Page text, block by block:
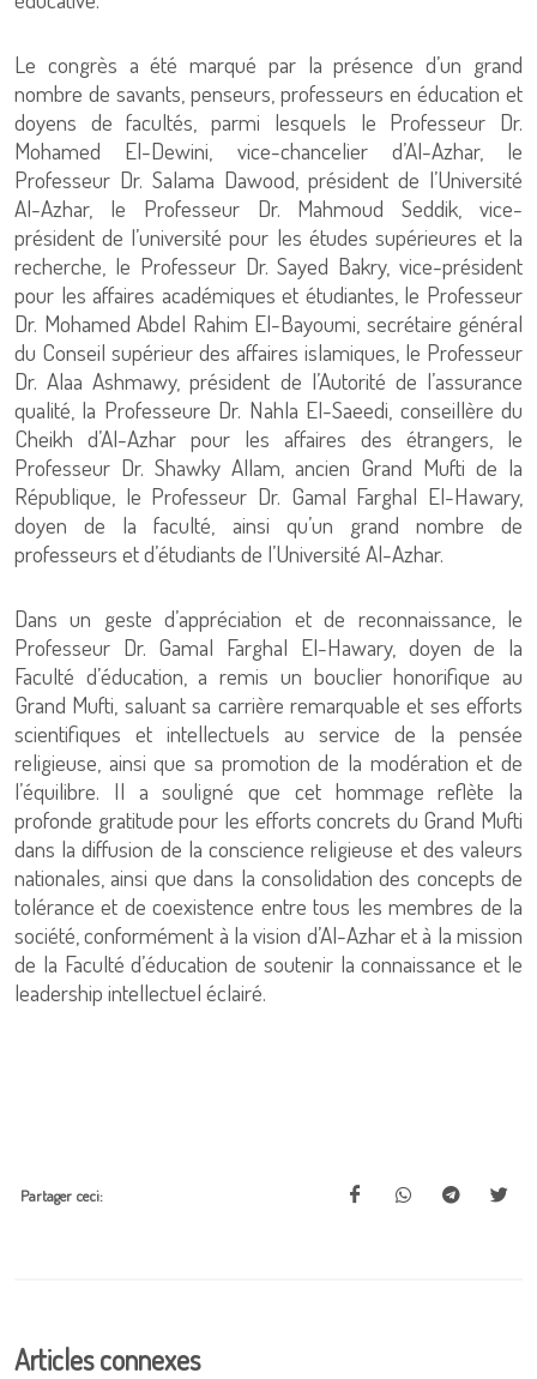
Le congrès a été marqué par la présence d’un grand
nombre de savants, penseurs, professeurs en éducation et
doyens de facultés, parmi lesquels le Professeur Dr.
Mohamed El-Dewini, vice-chancelier d’Al-Azhar, le
Professeur Dr. Salama Dawood, président de l’Université
Al-Azhar, le Professeur Dr. Mahmoud Seddik, vice-
président de l’université pour les études supérieures et la
recherche, le Professeur Dr. Sayed Bakry, vice-président
pour les affaires académiques et étudiantes, le Professeur
Dr. Mohamed Abdel Rahim El-Bayoumi, secrétaire général
du Conseil supérieur des affaires islamiques, le Professeur
Dr. Alaa Ashmawy, président de l’Autorité de l’assurance
qualité, la Professeure Dr. Nahla El-Saeedi, conseillère du
Cheikh d’Al-Azhar pour les affaires des étrangers, le
Professeur Dr. Shawky Allam, ancien Grand Mufti de la
République, le Professeur Dr. Gamal Farghal El-Hawary,
doyen de la faculté, ainsi qu’un grand nombre de
professeurs et d’étudiants de l’Université Al-Azhar.
Dans un geste d’appréciation et de reconnaissance, le
Professeur Dr. Gamal Farghal El-Hawary, doyen de la
Faculté d’éducation, a remis un bouclier honorifique au
Grand Mufti, saluant sa carrière remarquable et ses efforts
scientifiques et intellectuels au service de la pensée
religieuse, ainsi que sa promotion de la modération et de
l’équilibre. Il a souligné que cet hommage reflète la
profonde gratitude pour les efforts concrets du Grand Mufti
dans la diffusion de la conscience religieuse et des valeurs
nationales, ainsi que dans la consolidation des concepts de
tolérance et de coexistence entre tous les membres de la
société, conformément à la vision d’Al-Azhar et à la mission
de la Faculté d’éducation de soutenir la connaissance et le
leadership intellectuel éclairé.
Partager ceci:
Articles connexes